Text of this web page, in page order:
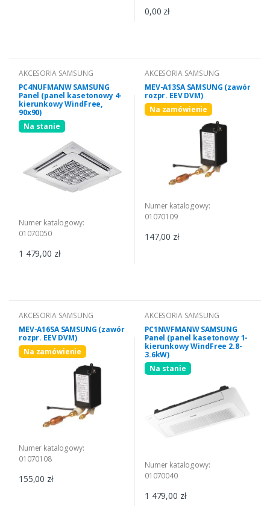
0,00 zł
AKCESORIA SAMSUNG
PC4NUFMANW SAMSUNG
Panel (panel kasetonowy 4-
kierunkowy WindFree,
90x90)
Na stanie
Numer katalogowy:
01070050
1 479,00 zł
AKCESORIA SAMSUNG
MEV-A13SA SAMSUNG (zawór
rozpr. EEV DVM)
Na zamówienie
Numer katalogowy:
01070109
147,00 zł
AKCESORIA SAMSUNG
MEV-A16SA SAMSUNG (zawór
rozpr. EEV DVM)
Na zamówienie
Numer katalogowy:
01070108
155,00 zł
AKCESORIA SAMSUNG
PC1NWFMANW SAMSUNG
Panel (panel kasetonowy 1-
kierunkowy WindFree 2.8-
3.6kW)
Na stanie
Numer katalogowy:
01070040
1 479,00 zł